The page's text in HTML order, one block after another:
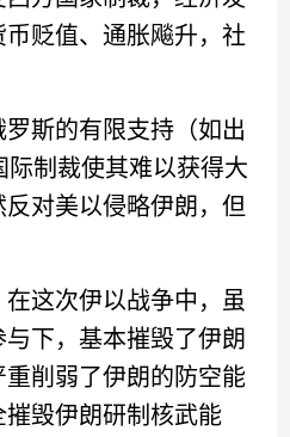
贬值、通胀飚升，社
斯的有限支持（如出
制裁使其难以获得大
对美以侵略伊朗，但
这次伊以战争中，虽
下，基本摧毁了伊朗
削弱了伊朗的防空能
毁伊朗研制核武能